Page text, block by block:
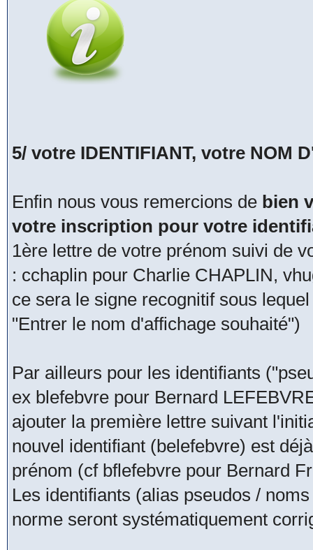
5/ votre IDENTIFIANT, votre NOM
Enfin nous vous remercions de bien
votre inscription pour votre
1ère lettre de votre prénom suivi de
: cchaplin pour Charlie CHAPLIN,
ce sera le signe recognitif sous
"Entrer le nom d'affichage souhaité")
Par ailleurs pour les identifiants
ex blefebvre pour Bernard
ajouter la première lettre suivant
nouvel identifiant (belefebvre) est
prénom (cf bflefebvre pour Bernard
Les identifiants (alias pseudos /
norme seront systématiquement